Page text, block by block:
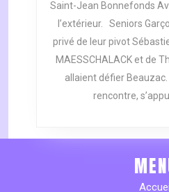
Saint-Jean Bonnefonds
l’extérieur. Seniors
privé de leur pivot
MAESSCHALACK et de
allaient défier
rencontre,
Accueil